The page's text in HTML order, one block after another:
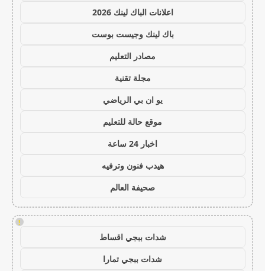
اعلانات الباك لينك 2026
باك لينك وجيست بوست
مصادر التعليم
مجلة تقنية
يو ان بي الرياضي
موقع حالة للتعليم
اخبار 24 ساعة
هيدب فنون وترفيه
صحيفة العالم
!
شدات ببجي اقساط
شدات ببجي تمارا